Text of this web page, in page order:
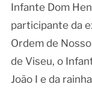
Infante Dom
participante da
Ordem de
de Viseu, o
João I e da